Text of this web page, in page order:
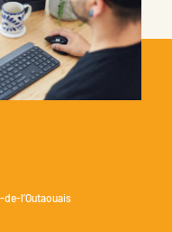
de-l’Outaouais